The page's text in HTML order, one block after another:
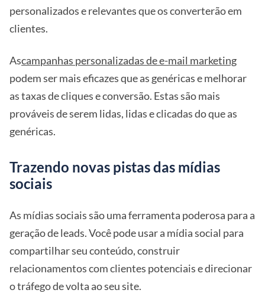
personalizados e relevantes que os converterão em
clientes.
Ascampanhas personalizadas de e-mail marketing
podem ser mais eficazes que as genéricas e melhorar
as taxas de cliques e conversão. Estas são mais
prováveis de serem lidas, lidas e clicadas do que as
genéricas.
Trazendo novas pistas das mídias
sociais
As mídias sociais são uma ferramenta poderosa para a
geração de leads. Você pode usar a mídia social para
compartilhar seu conteúdo, construir
relacionamentos com clientes potenciais e direcionar
o tráfego de volta ao seu site.